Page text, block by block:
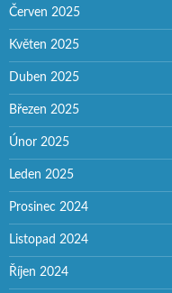
Červen 2025
Květen 2025
Duben 2025
Březen 2025
Únor 2025
Leden 2025
Prosinec 2024
Listopad 2024
Říjen 2024